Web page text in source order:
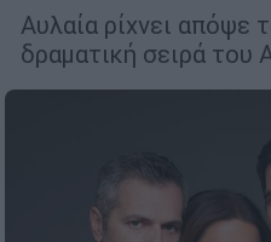
Αυλαία ρίχνει απόψε
δραματική σειρά του